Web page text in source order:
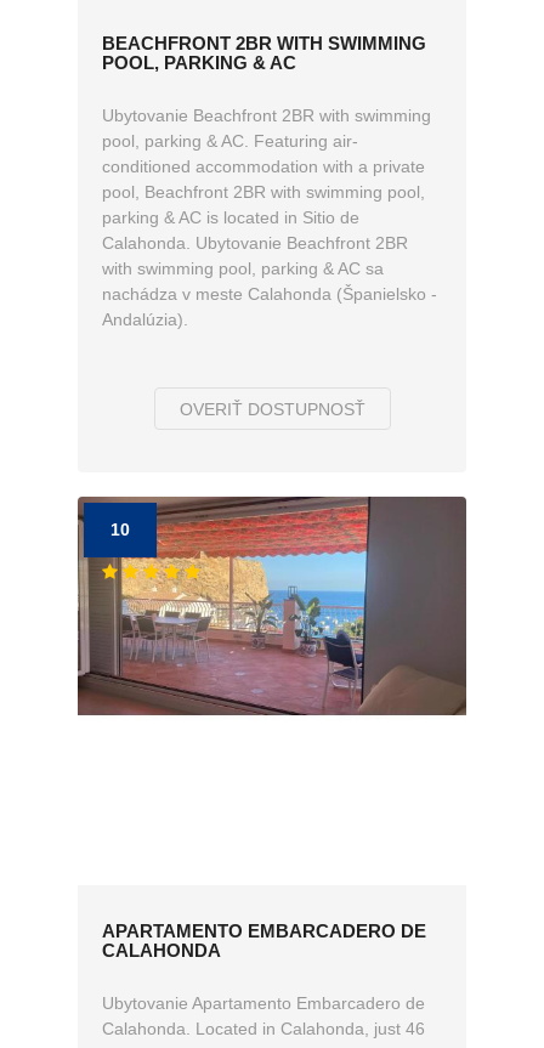
BEACHFRONT 2BR WITH SWIMMING
POOL, PARKING & AC
Ubytovanie Beachfront 2BR with swimming
pool, parking & AC. Featuring air-
conditioned accommodation with a private
pool, Beachfront 2BR with swimming pool,
parking & AC is located in Sitio de
Calahonda. Ubytovanie Beachfront 2BR
with swimming pool, parking & AC sa
nachádza v meste Calahonda (Španielsko -
Andalúzia).
OVERIŤ DOSTUPNOSŤ
10
APARTAMENTO EMBARCADERO DE
CALAHONDA
Ubytovanie Apartamento Embarcadero de
Calahonda. Located in Calahonda, just 46